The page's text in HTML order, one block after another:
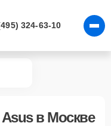
324-63-10
в Москве